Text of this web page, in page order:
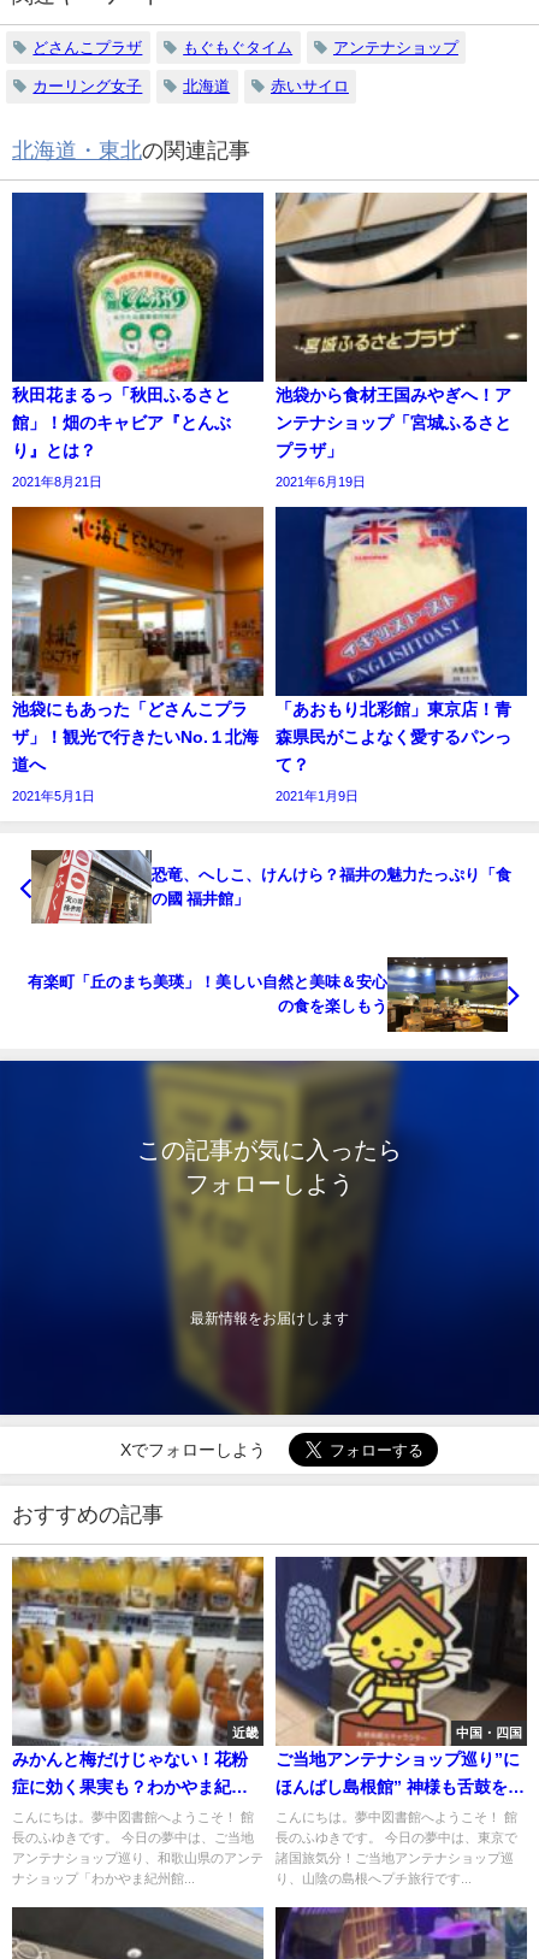
どさんこプラザ もぐもぐタイム アンテナショップ
カーリング女子 北海道 赤いサイロ
北海道・東北の関連記事
秋田花まるっ「秋田ふるさと
館」！畑のキャビア『とんぶ
り』とは？
2021年8月21日
池袋から食材王国みやぎへ！ア
ンテナショップ「宮城ふるさと
プラザ」
2021年6月19日
池袋にもあった「どさんこプラ
ザ」！観光で行きたいNo.１北海
道へ
2021年5月1日
「あおもり北彩館」東京店！青
森県民がこよなく愛するパンっ
て？
2021年1月9日
恐竜、へしこ、けんけら？福井の魅力たっぷり「食
の國 福井館」
有楽町「丘のまち美瑛」！美しい自然と美味＆安心
の食を楽しもう
この記事が気に入ったら
フォローしよう
最新情報をお届けします
Xでフォローしよう
おすすめの記事
近畿
みかんと梅だけじゃない！花粉
症に効く果実も？わかやま紀州
館
こんにちは。夢中図書館へようこそ！ 館
長のふゆきです。 今日の夢中は、ご当地
アンテナショップ巡り、和歌山県のアンテ
ナショップ「わかやま紀州館...
中国・四国
ご当地アンテナショップ巡り”に
ほんばし島根館” 神様も舌鼓を打
つ海の幸
こんにちは。夢中図書館へようこそ！ 館
長のふゆきです。 今日の夢中は、東京で
諸国旅気分！ご当地アンテナショップ巡
り、山陰の島根へプチ旅行です...